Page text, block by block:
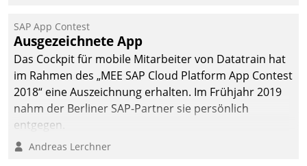
SAP App Contest
Ausgezeichnete App
Das Cockpit für mobile Mitarbeiter von Datatrain hat
im Rahmen des „MEE SAP Cloud Platform App Contest
2018“ eine Auszeichnung erhalten. Im Frühjahr 2019
nahm der Berliner SAP-Partner sie persönlich
entgegen.
Andreas Lerchner